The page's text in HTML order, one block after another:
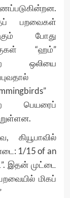
பறவைகள்
போது
“ஹம்”
ஒலியை
பெயரைப்
கியூபாவில்
1/15 of an
இதன் முட்டை
மிகப்